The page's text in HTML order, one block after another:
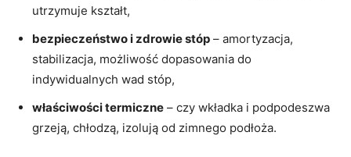
utrzymuje kształt,
bezpieczeństwo i zdrowie stóp – amortyzacja,
stabilizacja, możliwość dopasowania do
indywidualnych wad stóp,
właściwości termiczne – czy wkładka i podpodeszwa
grzeją, chłodzą, izolują od zimnego podłoża.